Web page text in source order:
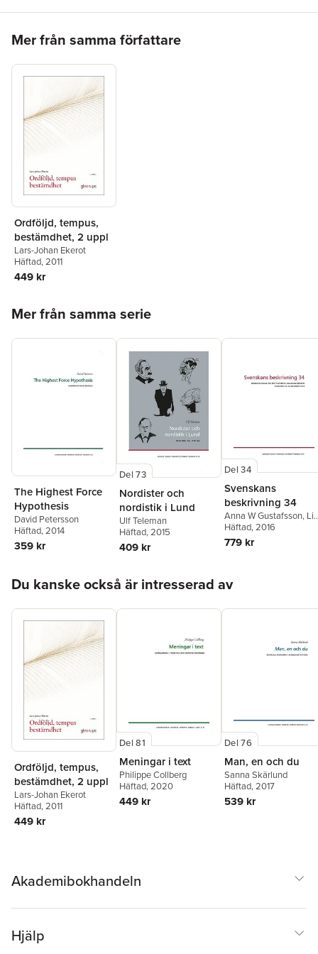
svenska och danska EU-översättningar.
Mer från samma författare
Ordföljd, tempus,
bestämdhet, 2 uppl
Lars-Johan Ekerot
Häftad, 2011
449 kr
Mer från samma serie
The Highest Force
Hypothesis
David Petersson
Häftad, 2014
359 kr
Del 73
Nordister och
nordistik i Lund
Ulf Teleman
Häftad, 2015
409 kr
Del 34
Svenskans
beskrivning 34
Anna W Gustafsson,
Holm,Katarina Lundin
Henrik Rahm
Tronnier
Häftad, 2016
779 kr
Du kanske också är intresserad av
Ordföljd, tempus,
bestämdhet, 2 uppl
Lars-Johan Ekerot
Häftad, 2011
449 kr
Del 81
Meningar i text
Philippe Collberg
Häftad, 2020
449 kr
Del 76
Man, en och du
Sanna Skärlund
Häftad, 2017
539 kr
Akademibokhandeln
Hjälp